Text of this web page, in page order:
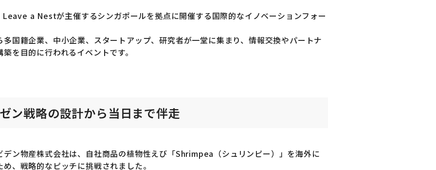
a Nestが主催するシンガポールを拠点に開催する国際的なイノベーションフォー
多国籍企業、中小企業、スタートアップ、研究者が一堂に集まり、情報交換やパートナ
を目的に行われるイベントです。
ン戦略の設計から当日まで伴走
デン物産株式会社は、自社商品の植物性えび「Shrimpea（シュリンピー）」を海外に
、戦略的なピッチに挑戦されました。